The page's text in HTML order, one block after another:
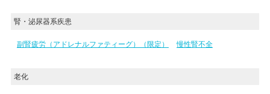
腎・泌尿器系疾患
副腎疲労（アドレナルファティーグ）（限定） 慢性腎不全
老化